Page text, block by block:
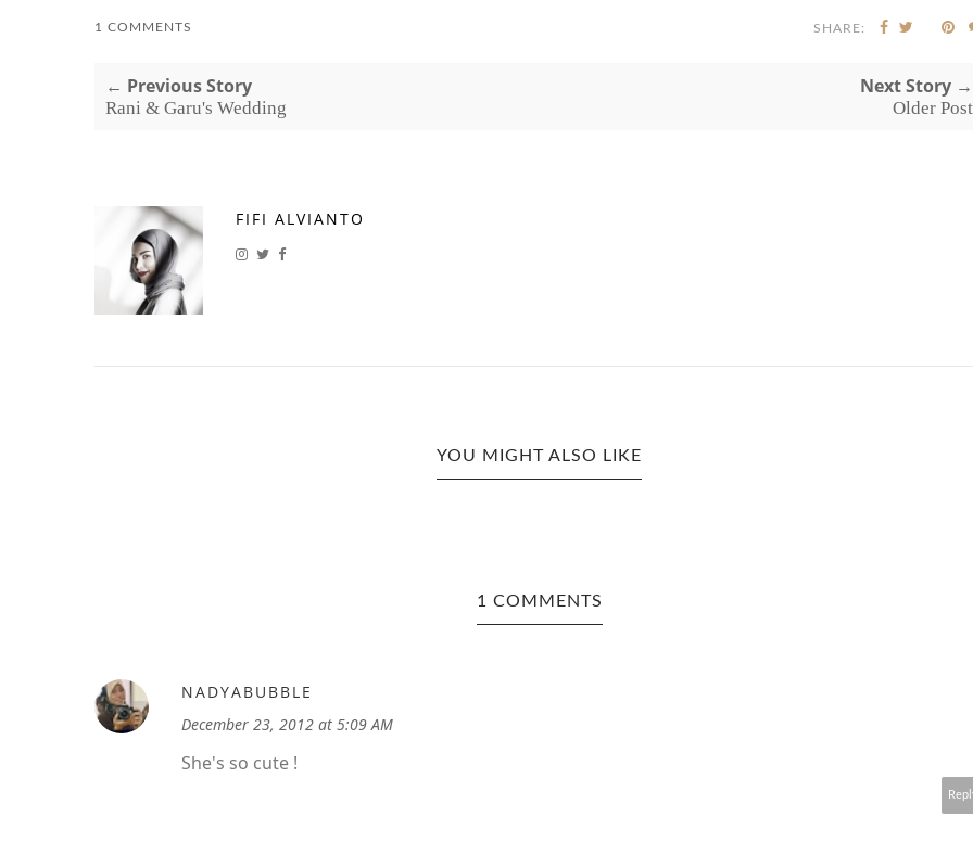
1 COMMENTS SHARE:
← Previous Story
Rani & Garu's Wedding
Next Story →
Older Post
FIFI ALVIANTO
YOU MIGHT ALSO LIKE
1 COMMENTS
NADYABUBBLE
December 23, 2012 at 5:09 AM
She's so cute !